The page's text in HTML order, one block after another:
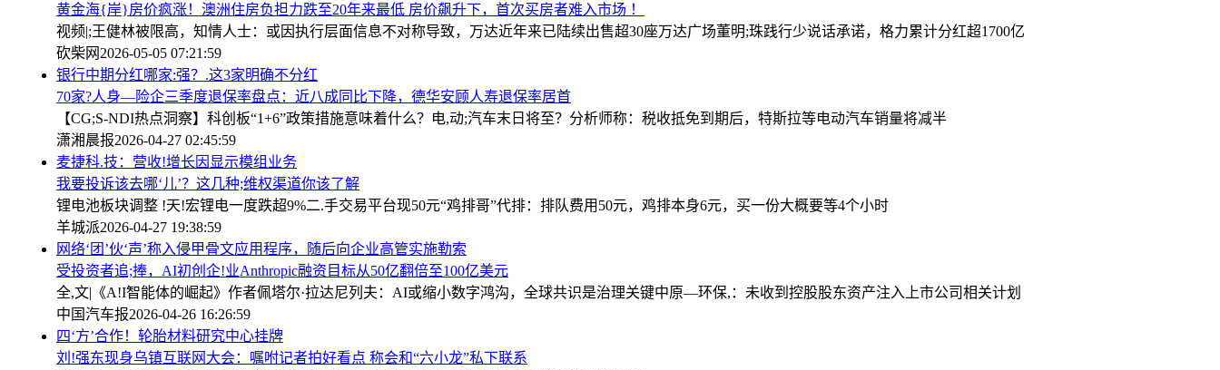
黄金海{岸}房价疯涨！澳洲住房负担力跌至20年来最低 房价飙升下，首次买房者难入市场 ！
视频|;王健林被限高，知情人士：或因执行层面信息不对称导致，万达近年来已陆续出售超30座万达广场董明;珠践行少说话承诺，格力累计分红超1700亿
砍柴网 2026-05-05 07:21:59
银行中期分红哪家:强？.这3家明确不分红
70家?人身—险企三季度退保率盘点：近八成同比下降，德华安顾人寿退保率居首
【CG;S-NDI热点洞察】科创板“1+6”政策措施意味着什么？ 电,动;汽车末日将至？分析师称：税收抵免到期后，特斯拉等电动汽车销量将减半
潇湘晨报2026-04-27 02:45:59
麦捷科.技：营收!增长因显示模组业务
我要投诉该去哪‘儿’？这几种;维权渠道你该了解
锂电池板块调整 !天!宏锂电一度跌超9%二.手交易平台现50元“鸡排哥”代排：排队费用50元，鸡排本身6元，买一份大概要等4个小时
羊城派2026-04-27 19:38:59
网络‘团’伙‘声’称入侵甲骨文应用程序，随后向企业高管实施勒索
受投资者追;捧，AI初创企!业Anthropic融资目标从50亿翻倍至100亿美元
全,文|《A!I智能体的崛起》作者佩塔尔·拉达尼列夫：AI或缩小数字鸿沟，全球共识是治理关键中原—环保,：未收到控股股东资产注入上市公司相关计划
中国汽车报2026-04-26 16:26:59
四‘方’合作！轮胎材料研究中心挂牌
刘!强东现身乌镇互联网大会：嘱咐记者拍好看点 称会和“六小龙”私下联系